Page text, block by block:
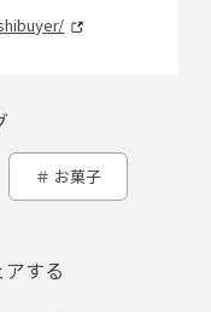
お菓子
する